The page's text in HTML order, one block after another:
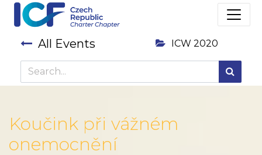
All Events ICW 2020
Koučink při vážném
onemocnění